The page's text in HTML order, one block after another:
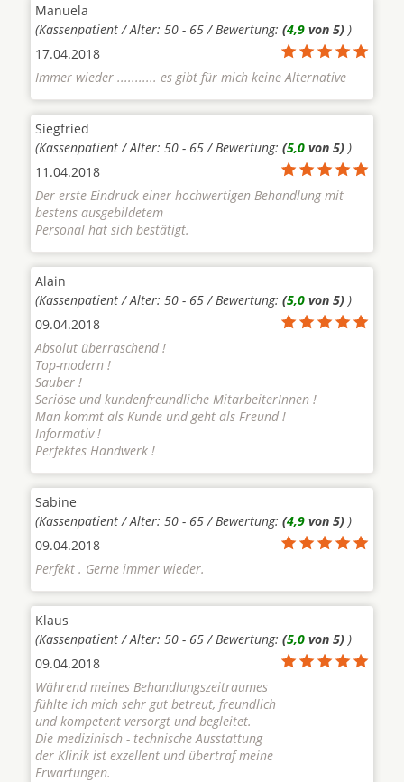
Manuela
(Kassenpatient / Alter: 50 - 65 / Bewertung: (4,9 von 5) )
17.04.2018
Immer wieder ........... es gibt für mich keine Alternative
Siegfried
(Kassenpatient / Alter: 50 - 65 / Bewertung: (5,0 von 5) )
11.04.2018
Der erste Eindruck einer hochwertigen Behandlung mit
bestens ausgebildetem
Personal hat sich bestätigt.
Alain
(Kassenpatient / Alter: 50 - 65 / Bewertung: (5,0 von 5) )
09.04.2018
Absolut überraschend !
Top-modern !
Sauber !
Seriöse und kundenfreundliche MitarbeiterInnen !
Man kommt als Kunde und geht als Freund !
Informativ !
Perfektes Handwerk !
Sabine
(Kassenpatient / Alter: 50 - 65 / Bewertung: (4,9 von 5) )
09.04.2018
Perfekt . Gerne immer wieder.
Klaus
(Kassenpatient / Alter: 50 - 65 / Bewertung: (5,0 von 5) )
09.04.2018
Während meines Behandlungszeitraumes
fühlte ich mich sehr gut betreut, freundlich
und kompetent versorgt und begleitet.
Die medizinisch - technische Ausstattung
der Klinik ist exzellent und übertraf meine
Erwartungen.